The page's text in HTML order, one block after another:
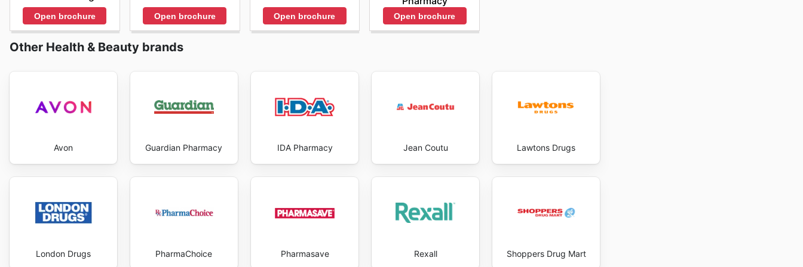
Open brochure Open brochure Open brochure Open brochure
Other Health & Beauty brands
Avon Guardian Pharmacy IDA Pharmacy Jean Coutu Lawtons Drugs
London Drugs PharmaChoice Pharmasave Rexall Shoppers Drug Mart